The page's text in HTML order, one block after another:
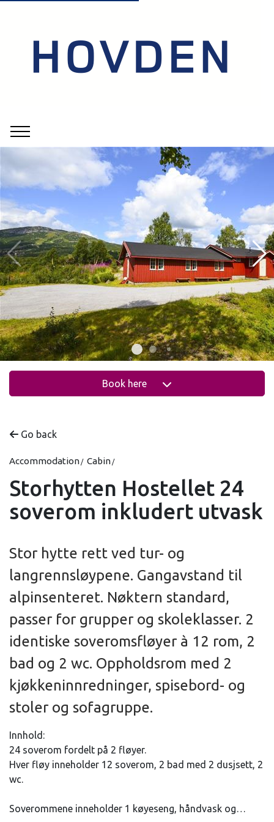
Book here
Go back
Accommodation Cabin
Storhytten Hostellet 24
soverom inkludert utvask
Stor hytte rett ved tur- og
langrennsløypene. Gangavstand til
alpinsenteret. Nøktern standard,
passer for grupper og skoleklasser. 2
identiske soveromsfløyer à 12 rom, 2
bad og 2 wc. Oppholdsrom med 2
kjøkkeninnredninger, spisebord- og
stoler og sofagruppe.
Innhold:
24 soverom fordelt på 2 fløyer.
Hver fløy inneholder 12 soverom, 2 bad med 2 dusjsett, 2
wc.
Soverommene inneholder 1 køyeseng, håndvask og